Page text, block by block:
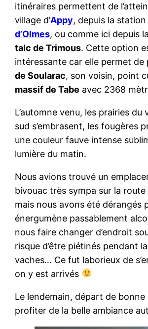
itinéraires permettent de
village d’Appy, depuis la station
d’Olmes, ou comme ici depuis
talc de Trimous. Cette option
intéressante car elle permet de
de Soularac, son voisin, point
massif de Tabe avec 2368
L’automne venu, les prairies du
sud s’embrasent, les fougères
une couleur fauve intense
lumière du matin.
Nous avions trouvé un
bivouac très sympa sur la route
mais nous avons été dérangés
énergumène passablement
nous faire changer d’endroit
risque d’être piétinés pendant
vaches… Ce fut laborieux de
on y est arrivés
Le lendemain, départ de bonne
profiter de la belle ambiance